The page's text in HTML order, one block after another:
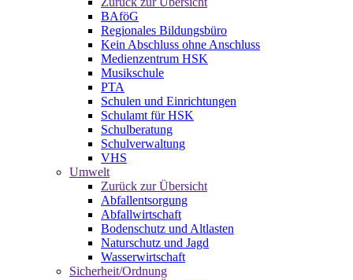
BAföG
Regionales Bildungsbüro
Kein Abschluss ohne Anschluss
Medienzentrum HSK
Musikschule
PTA
Schulen und Einrichtungen
Schulamt für HSK
Schulberatung
Schulverwaltung
VHS
Umwelt
Zurück zur Übersicht
Abfallentsorgung
Abfallwirtschaft
Bodenschutz und Altlasten
Naturschutz und Jagd
Wasserwirtschaft
Sicherheit/Ordnung